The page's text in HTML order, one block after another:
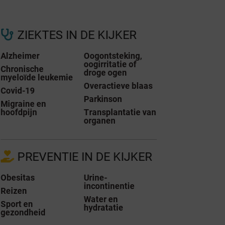
ZIEKTES IN DE KIJKER
Alzheimer
Chronische
myeloïde leukemie
Covid-19
Migraine en
hoofdpijn
Oogontsteking,
oogirritatie of
droge ogen
Overactieve blaas
Parkinson
Transplantatie van
organen
PREVENTIE IN DE KIJKER
Obesitas
Reizen
Sport en
gezondheid
Urine-
incontinentie
Water en
hydratatie